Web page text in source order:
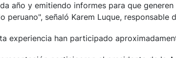
año y emitiendo informes para que
peruano", señaló Karem Luque, responsable
experiencia han participado